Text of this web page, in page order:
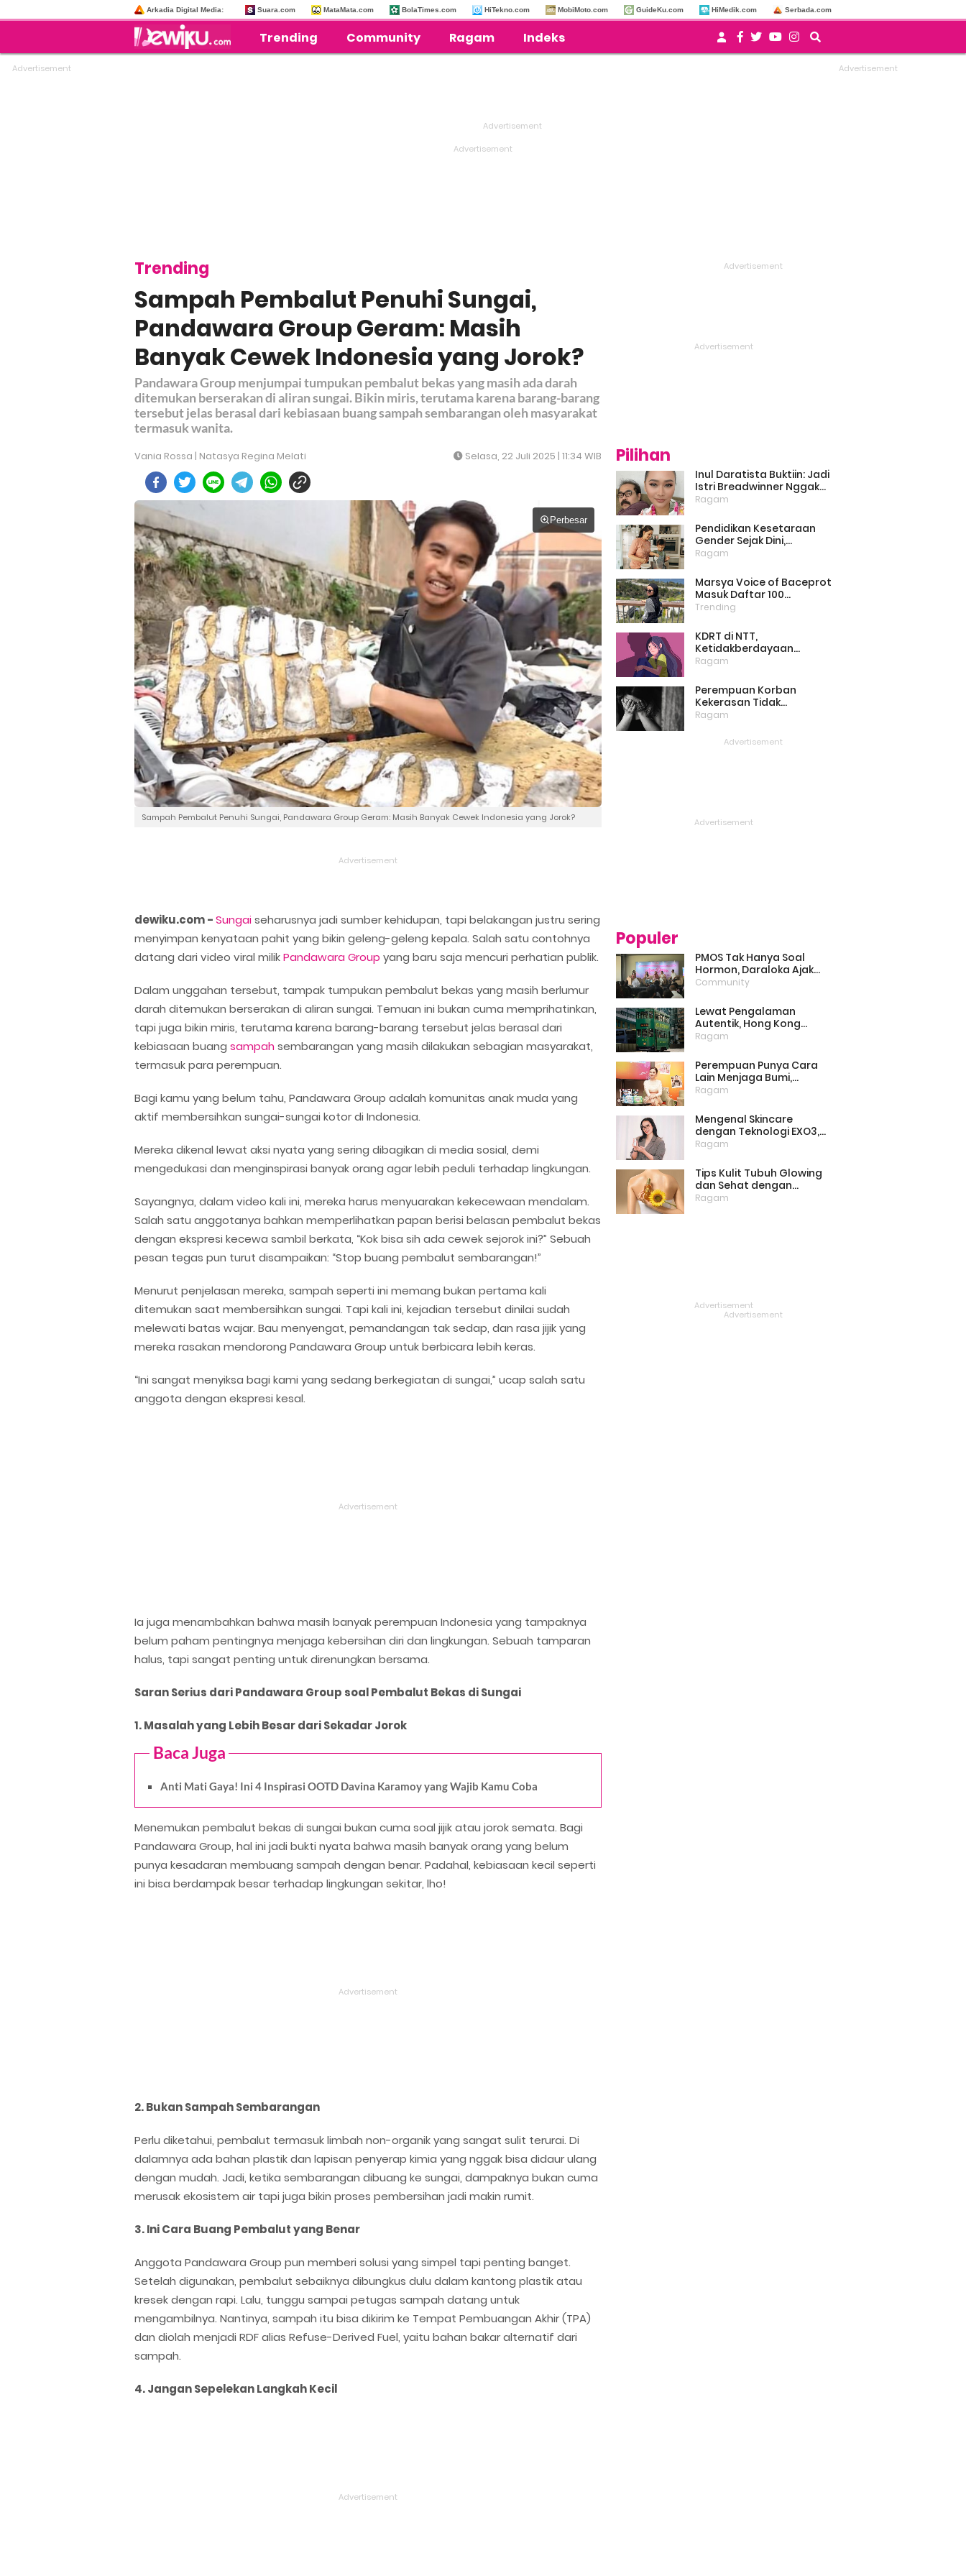
Arkadia Digital Media: Suara.com MataMata.com BolaTimes.com HiTekno.com MobiMoto.com GuideKu.com HiMedik.com Serbada.com
Trending Community Ragam Indeks
Trending
Sampah Pembalut Penuhi Sungai,
Pandawara Group Geram: Masih
Banyak Cewek Indonesia yang Jorok?
Pandawara Group menjumpai tumpukan pembalut bekas yang masih ada darah
ditemukan berserakan di aliran sungai. Bikin miris, terutama karena barang-barang
tersebut jelas berasal dari kebiasaan buang sampah sembarangan oleh masyarakat
termasuk wanita.
Vania Rossa | Natasya Regina Melati Selasa, 22 Juli 2025 | 11:34 WIB
Perbesar
Sampah Pembalut Penuhi Sungai, Pandawara Group Geram: Masih Banyak Cewek Indonesia yang Jorok?
dewiku.com -Sungai seharusnya jadi sumber kehidupan, tapi belakangan justru sering
menyimpan kenyataan pahit yang bikin geleng-geleng kepala. Salah satu contohnya
datang dari video viral milikPandawara Group yang baru saja mencuri perhatian publik.
Dalam unggahan tersebut, tampak tumpukan pembalut bekas yang masih berlumur
darah ditemukan berserakan di aliran sungai. Temuan ini bukan cuma memprihatinkan,
tapi juga bikin miris, terutama karena barang-barang tersebut jelas berasal dari
kebiasaan buang sampah sembarangan yang masih dilakukan sebagian masyarakat,
termasuk para perempuan.
Bagi kamu yang belum tahu, Pandawara Group adalah komunitas anak muda yang
aktif membersihkan sungai-sungai kotor di Indonesia.
Mereka dikenal lewat aksi nyata yang sering dibagikan di media sosial, demi
mengedukasi dan menginspirasi banyak orang agar lebih peduli terhadap lingkungan.
Sayangnya, dalam video kali ini, mereka harus menyuarakan kekecewaan mendalam.
Salah satu anggotanya bahkan memperlihatkan papan berisi belasan pembalut bekas
dengan ekspresi kecewa sambil berkata, “Kok bisa sih ada cewek sejorok ini?” Sebuah
pesan tegas pun turut disampaikan: “Stop buang pembalut sembarangan!”
Menurut penjelasan mereka, sampah seperti ini memang bukan pertama kali
ditemukan saat membersihkan sungai. Tapi kali ini, kejadian tersebut dinilai sudah
melewati batas wajar. Bau menyengat, pemandangan tak sedap, dan rasa jijik yang
mereka rasakan mendorong Pandawara Group untuk berbicara lebih keras.
“Ini sangat menyiksa bagi kami yang sedang berkegiatan di sungai,” ucap salah satu
anggota dengan ekspresi kesal.
Ia juga menambahkan bahwa masih banyak perempuan Indonesia yang tampaknya
belum paham pentingnya menjaga kebersihan diri dan lingkungan. Sebuah tamparan
halus, tapi sangat penting untuk direnungkan bersama.
Saran Serius dari Pandawara Group soal Pembalut Bekas di Sungai
1. Masalah yang Lebih Besar dari Sekadar Jorok
Baca Juga
Anti Mati Gaya! Ini 4 Inspirasi OOTD Davina Karamoy yang Wajib Kamu Coba
Menemukan pembalut bekas di sungai bukan cuma soal jijik atau jorok semata. Bagi
Pandawara Group, hal ini jadi bukti nyata bahwa masih banyak orang yang belum
punya kesadaran membuang sampah dengan benar. Padahal, kebiasaan kecil seperti
ini bisa berdampak besar terhadap lingkungan sekitar, lho!
2. Bukan Sampah Sembarangan
Perlu diketahui, pembalut termasuk limbah non-organik yang sangat sulit terurai. Di
dalamnya ada bahan plastik dan lapisan penyerap kimia yang nggak bisa didaur ulang
dengan mudah. Jadi, ketika sembarangan dibuang ke sungai, dampaknya bukan cuma
merusak ekosistem air tapi juga bikin proses pembersihan jadi makin rumit.
3. Ini Cara Buang Pembalut yang Benar
Anggota Pandawara Group pun memberi solusi yang simpel tapi penting banget.
Setelah digunakan, pembalut sebaiknya dibungkus dulu dalam kantong plastik atau
kresek dengan rapi. Lalu, tunggu sampai petugas sampah datang untuk
mengambilnya. Nantinya, sampah itu bisa dikirim ke Tempat Pembuangan Akhir (TPA)
dan diolah menjadi RDF alias Refuse-Derived Fuel, yaitu bahan bakar alternatif dari
sampah.
4. Jangan Sepelekan Langkah Kecil
Pilihan
Inul Daratista Buktiin: Jadi
Istri Breadwinner Nggak
Bikin Suami Minder, Asal
Dukung
Ragam
Pendidikan Kesetaraan
Gender Sejak Dini,
Psikolog: Anak Laki-Laki
Ragam
Marsya Voice of Baceprot
Masuk Daftar 100
Perempuan Inspiratif dan
Versi BBC
Trending
KDRT di NTT,
Ketidakberdayaan
Perempuan Masih Menjadi
Ragam
Perempuan Korban
Kekerasan Tidak
Bercerita, Victim Blaming
Ragam
Populer
PMOS Tak Hanya Soal
Hormon, Daraloka Ajak
Publik Pahami Luka
Stigma
Community
Lewat Pengalaman
Autentik, Hong Kong
Punya Cara Baru Menarik
Ragam
Perempuan Punya Cara
Lain Menjaga Bumi,
Dimulai dari Memilih
Lingkungan
Ragam
Mengenal Skincare
dengan Teknologi EXO3,
Inovasi yang Mulai Dilirik
Rumah
Ragam
Tips Kulit Tubuh Glowing
dan Sehat dengan
Menjaga Lipid Barrier
Ragam